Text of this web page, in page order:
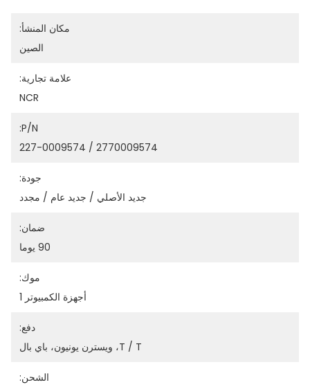
مكان المنشأ:
الصين
علامة تجارية:
NCR
P/N:
2770009574 / 227-0009574
جودة:
جديد الأصلي / جديد عام / مجدد
ضمان:
90 يوما
موك:
أجهزة الكمبيوتر 1
دفع:
T / T، ويسترن يونيون، باي بال
الشحن: